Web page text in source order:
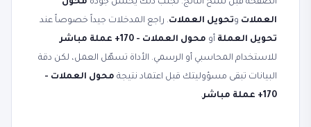
الصفحة قبل نسخ الناتج. تجنّب ذلك يحسّن جودة محول
العملات وتحويل العملات. راجع المدخلات جيداً خصوصاً عند
تحويل العملة أو محول العملات - 170+ عملة مباشر
للاستخدام المحاسبي أو الرسمي. الأداة تسهّل العمل، لكن دقة
البيانات تبقى مسؤوليتك قبل اعتماد نتيجة محول العملات -
170+ عملة مباشر
.